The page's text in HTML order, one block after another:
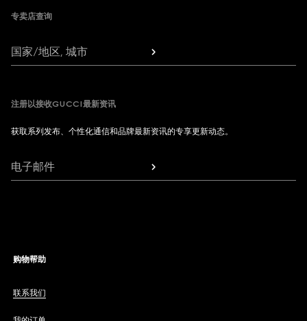
专卖店查询
国家/地区, 城市
注册以接收GUCCI最新资讯
获取系列发布、个性化通信和品牌最新资讯的专享更新动态。
电子邮件
购物帮助
联系我们